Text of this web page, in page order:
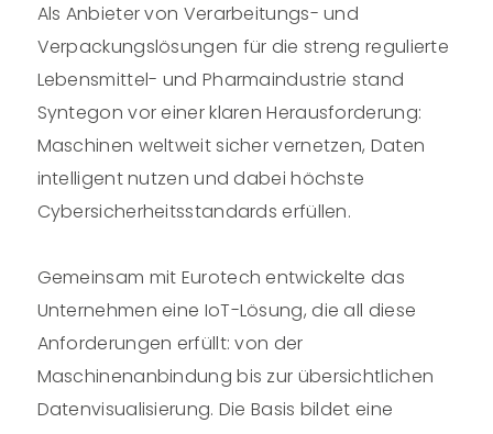
Als Anbieter von Verarbeitungs- und
Verpackungslösungen für die streng regulierte
Lebensmittel- und Pharmaindustrie stand
Syntegon vor einer klaren Herausforderung:
Maschinen weltweit sicher vernetzen, Daten
intelligent nutzen und dabei höchste
Cybersicherheitsstandards erfüllen.
Gemeinsam mit Eurotech entwickelte das
Unternehmen eine IoT-Lösung, die all diese
Anforderungen erfüllt: von der
Maschinenanbindung bis zur übersichtlichen
Datenvisualisierung. Die Basis bildet eine